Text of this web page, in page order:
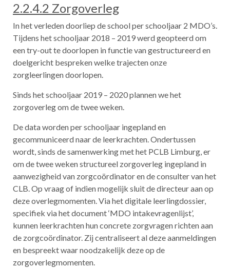
2.2.4.2 Zorgoverleg
In het verleden doorliep de school per schooljaar 2 MDO’s.
Tijdens het schooljaar 2018 – 2019 werd geopteerd om
een try-out te doorlopen in functie van gestructureerd en
doelgericht bespreken welke trajecten onze
zorgleerlingen doorlopen.
Sinds het schooljaar 2019 – 2020 plannen we het
zorgoverleg om de twee weken.
De data worden per schooljaar ingepland en
gecommuniceerd naar de leerkrachten. Ondertussen
wordt, sinds de samenwerking met het PCLB Limburg, er
om de twee weken structureel zorgoverleg ingepland in
aanwezigheid van zorgcoördinator en de consulter van het
CLB. Op vraag of indien mogelijk sluit de directeur aan op
deze overlegmomenten. Via het digitale leerlingdossier,
specifiek via het document ‘MDO intakevragenlijst’,
kunnen leerkrachten hun concrete zorgvragen richten aan
de zorgcoördinator. Zij centraliseert al deze aanmeldingen
en bespreekt waar noodzakelijk deze op de
zorgoverlegmomenten.